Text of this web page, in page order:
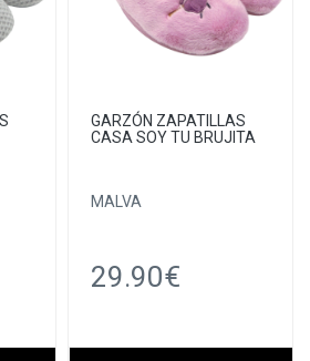
GARZÓN ZAPATILLAS
CASA SOY TU BRUJITA
MALVA
29.90€